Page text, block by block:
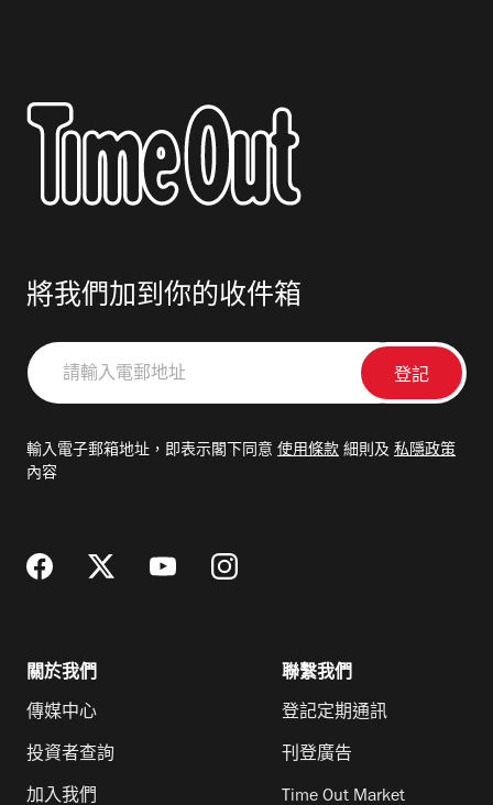
將我們加到你的收件箱
請
輸
郵
輸入電子郵箱地址，即表示閣下同意 使用條款 細則及 私隱政策
內容
關於我們
傳媒中心
投資者查詢
加入我們
聯繫我們
登記定期通訊
刊登廣告
Time Out Market